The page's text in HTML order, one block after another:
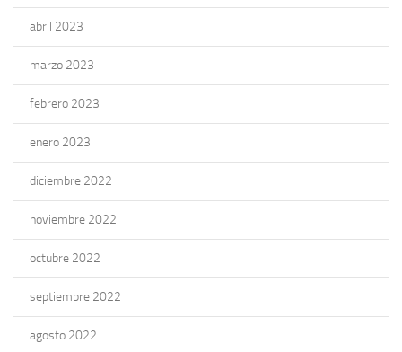
abril 2023
marzo 2023
febrero 2023
enero 2023
diciembre 2022
noviembre 2022
octubre 2022
septiembre 2022
agosto 2022